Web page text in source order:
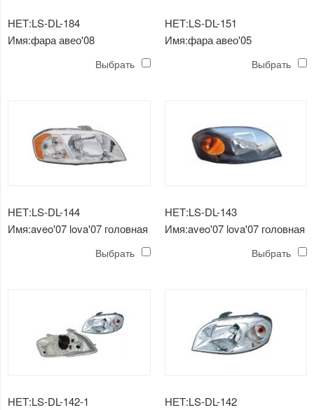
НЕТ:LS-DL-184
Имя:фара авео'08
Выбрать
НЕТ:LS-DL-151
Имя:фара авео'05
Выбрать
НЕТ:LS-DL-144
Имя:aveo'07 lova'07 головная
Выбрать
НЕТ:LS-DL-143
Имя:aveo'07 lova'07 головная
Выбрать
НЕТ:LS-DL-142-1
НЕТ:LS-DL-142